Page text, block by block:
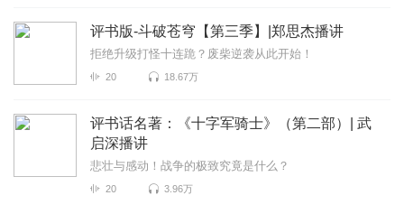
评书版-斗破苍穹【第三季】|郑思杰播讲
拒绝升级打怪十连跪？废柴逆袭从此开始！
20 18.67万
评书话名著：《十字军骑士》（第二部）| 武
启深播讲
悲壮与感动！战争的极致究竟是什么？
20 3.96万